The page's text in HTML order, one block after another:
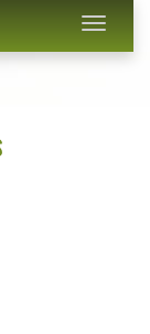
Toggle